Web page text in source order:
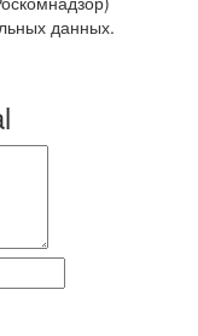
данных.